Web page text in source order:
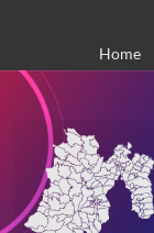
contenido
Home